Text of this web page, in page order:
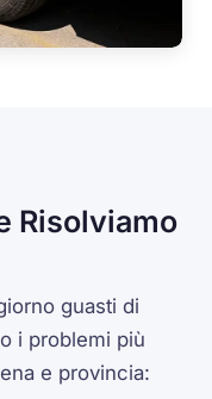
Risolviamo
guasti di
i problemi più
e provincia: